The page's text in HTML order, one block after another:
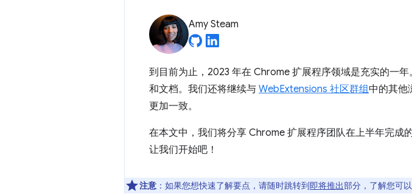
Amy Steam
到目前为止，2023 年在 Chrome 扩展程序领域是充实的一
和文档。我们还将继续与 WebExtensions 社区群组中的其他
更加一致。
在本文中，我们将分享 Chrome 扩展程序团队在上半年完成
让我们开始吧！
注意 ：如果您想快速了解要点，请随时跳转到即将推出部分，了解您可